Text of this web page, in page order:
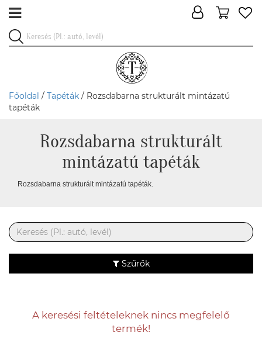
Főoldal / Tapéták / Rozsdabarna strukturált mintázatú
tapéták
Rozsdabarna strukturált
mintázatú tapéták
Rozsdabarna strukturált mintázatú tapéták.
Szűrők
A keresési feltételeknek nincs megfelelő
termék!